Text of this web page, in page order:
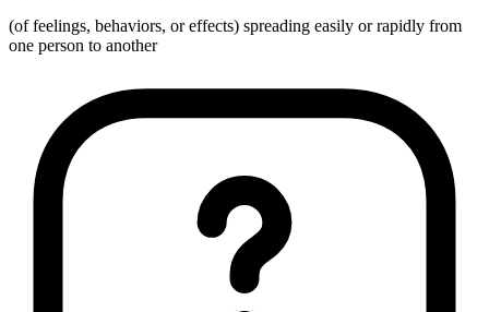
(of feelings, behaviors, or effects) spreading easily or rapidly from
one person to another